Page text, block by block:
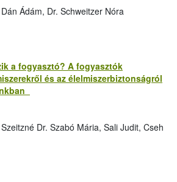
Ádám, Dr. Schweitzer Nóra
a fogyasztó? A fogyasztók
és az élelmiszerbiztonságról
Dr. Szabó Mária, Sali Judit, Cseh